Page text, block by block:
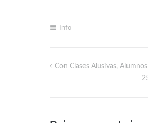
Info
Con Clases Alusivas,